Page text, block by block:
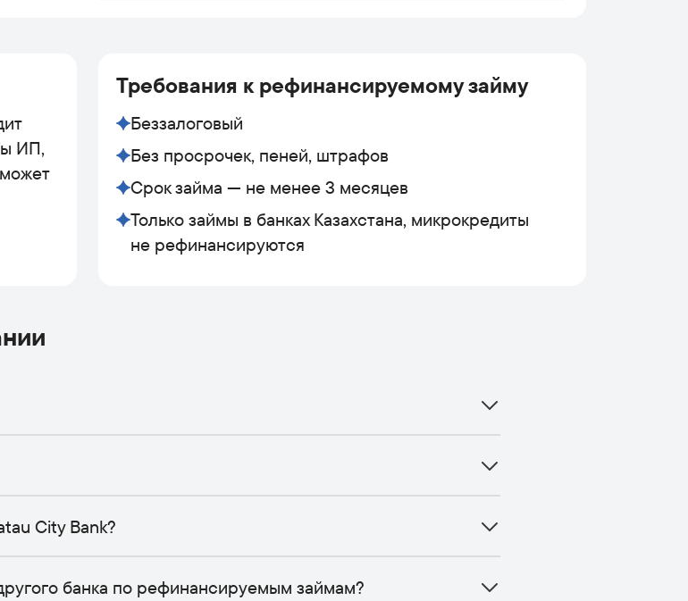
ИП,
Требования к рефинансируемому займу
Беззалоговый
Без просрочек, пеней, штрафов
Срок займа — не менее 3 месяцев
Только займы в банках Казахстана, микрокредиты
не рефинансируются
City Bank?
банка по рефинансируемым займам?